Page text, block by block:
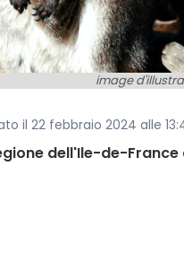
image
il 22 febbraio 2024 alle
dell'Ile-de-